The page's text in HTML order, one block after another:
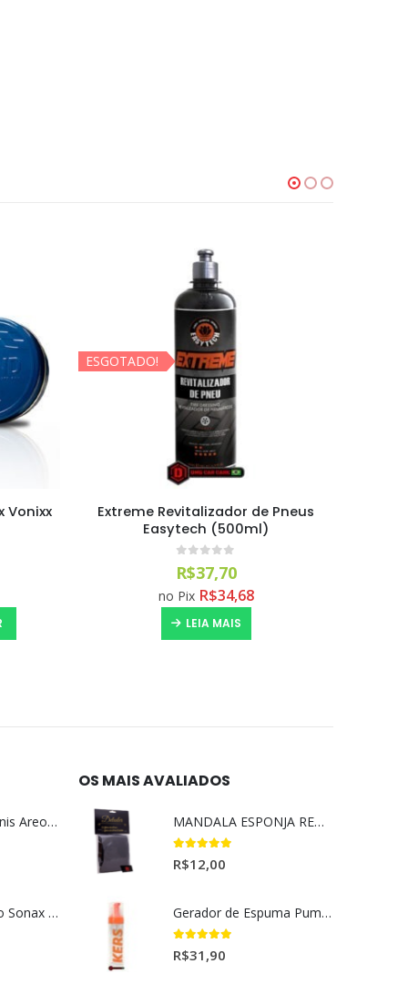
Vonixx
ESGOTADO!
Extreme Revitalizador de Pneus
Easytech (500ml)
out of 5
R$37,70
no Pix R$34,68
LEIA MAIS
Aromatizante Tênis Areon Fresh Wave New Car / Carro Novo
Selador Cerâmico Sonax Xtreme Ceramic Spray + Seal (750ml)
OS MAIS AVALIADOS
MANDALA ESPONJA REMOVEDORA DE INSETO
R$12,00
Gerador de Espuma Pump Espuma Kers (200ml)
R$31,90